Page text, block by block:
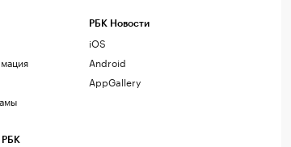
РБК
РБК Новости
iOS
Android
AppGallery